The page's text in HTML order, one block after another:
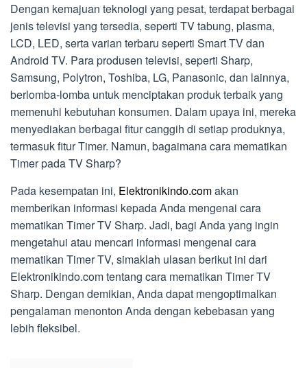
Dengan kemajuan teknologi yang pesat, terdapat berbagai
jenis televisi yang tersedia, seperti TV tabung, plasma,
LCD, LED, serta varian terbaru seperti Smart TV dan
Android TV. Para produsen televisi, seperti Sharp,
Samsung, Polytron, Toshiba, LG, Panasonic, dan lainnya,
berlomba-lomba untuk menciptakan produk terbaik yang
memenuhi kebutuhan konsumen. Dalam upaya ini, mereka
menyediakan berbagai fitur canggih di setiap produknya,
termasuk fitur Timer. Namun, bagaimana cara mematikan
Timer pada TV Sharp?
Pada kesempatan ini, Elektronikindo.comakan
memberikan informasi kepada Anda mengenai cara
mematikan Timer TV Sharp. Jadi, bagi Anda yang ingin
mengetahui atau mencari informasi mengenai cara
mematikan Timer TV, simaklah ulasan berikut ini dari
Elektronikindo.com tentang cara mematikan Timer TV
Sharp. Dengan demikian, Anda dapat mengoptimalkan
pengalaman menonton Anda dengan kebebasan yang
lebih fleksibel.